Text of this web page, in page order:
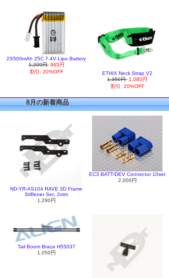
2S500mAh 25C 7.4V Lipo Battery
1,200円 965円
割引: 20%OFF
ETHIX Neck Strap V2
1,350円 1,080円
割引: 20%OFF
8月の新着商品
ND-YR-AS104 RAVE 3D Frame
Stiffener Set, 2mm
1,290円
EC3 BATT/DEV Connector 10set
2,000円
Tail Boom Brace H55037
1,050円